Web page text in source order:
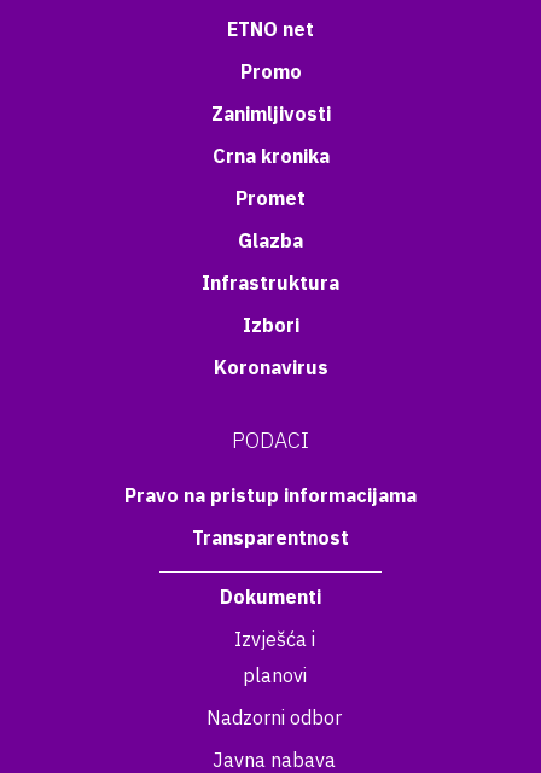
ETNO net
Promo
Zanimljivosti
Crna kronika
Promet
Glazba
Infrastruktura
Izbori
Koronavirus
PODACI
Pravo na pristup informacijama
Transparentnost
Dokumenti
Izvješća i
planovi
Nadzorni odbor
Javna nabava